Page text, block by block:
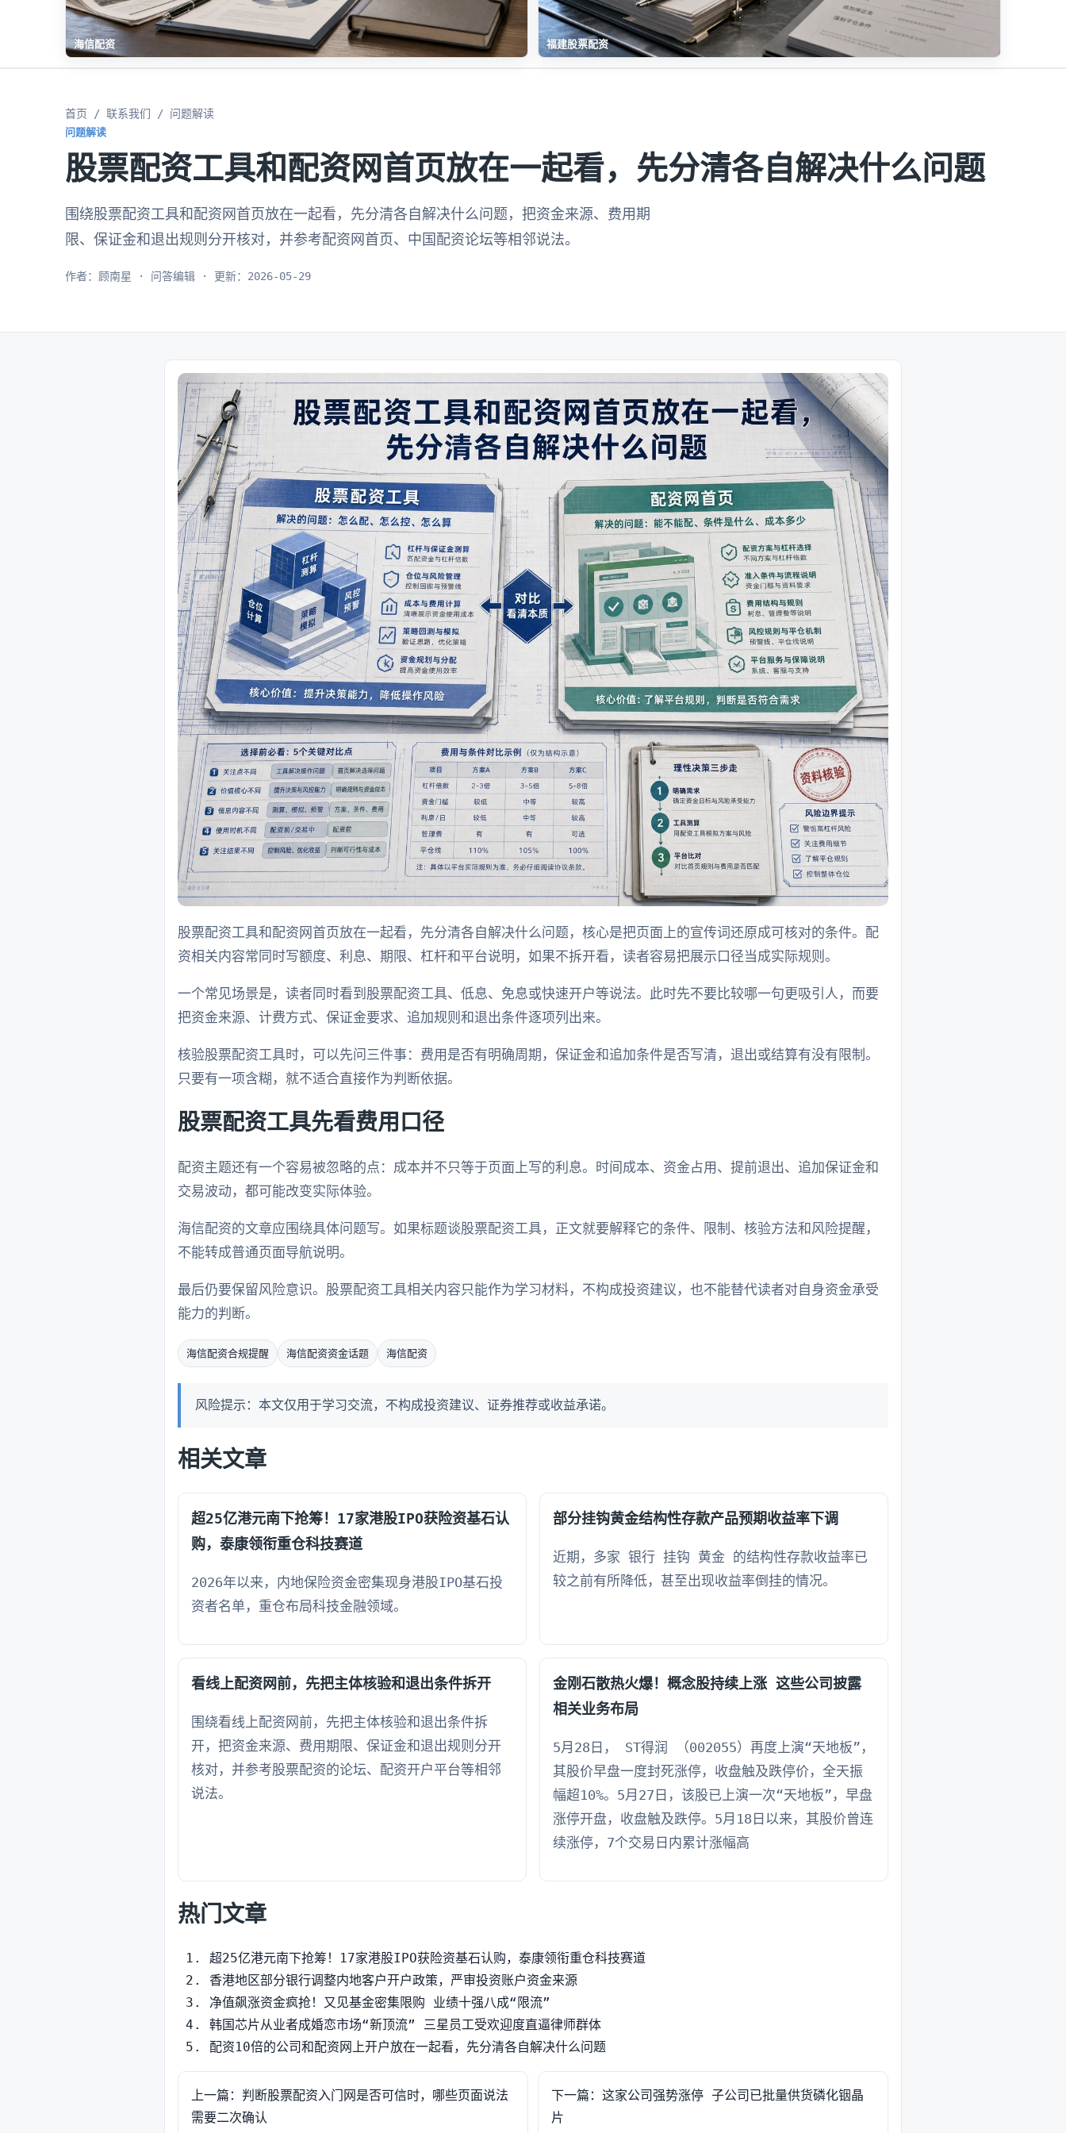
海信配资 福建股票配资
首页 / 联系我们 / 问题解读
问题解读
股票配资工具和配资网首页放在一起看，先分清各自解决什么问题
围绕股票配资工具和配资网首页放在一起看，先分清各自解决什么问题，把资金来源、费用期
限、保证金和退出规则分开核对，并参考配资网首页、中国配资论坛等相邻说法。
作者：顾南星 · 问答编辑 · 更新：2026-05-29
股票配资工具和配资网首页放在一起看，先分清各自解决什么问题，核心是把页面上的宣传词还原成可核对的条件。配
资相关内容常同时写额度、利息、期限、杠杆和平台说明，如果不拆开看，读者容易把展示口径当成实际规则。
一个常见场景是，读者同时看到股票配资工具、低息、免息或快速开户等说法。此时先不要比较哪一句更吸引人，而要
把资金来源、计费方式、保证金要求、追加规则和退出条件逐项列出来。
核验股票配资工具时，可以先问三件事：费用是否有明确周期，保证金和追加条件是否写清，退出或结算有没有限制。
只要有一项含糊，就不适合直接作为判断依据。
股票配资工具先看费用口径
配资主题还有一个容易被忽略的点：成本并不只等于页面上写的利息。时间成本、资金占用、提前退出、追加保证金和
交易波动，都可能改变实际体验。
海信配资的文章应围绕具体问题写。如果标题谈股票配资工具，正文就要解释它的条件、限制、核验方法和风险提醒，
不能转成普通页面导航说明。
最后仍要保留风险意识。股票配资工具相关内容只能作为学习材料，不构成投资建议，也不能替代读者对自身资金承受
能力的判断。
海信配资合规提醒 海信配资资金话题 海信配资
风险提示：本文仅用于学习交流，不构成投资建议、证券推荐或收益承诺。
相关文章
超25亿港元南下抢筹！17家港股IPO获险资基石认
购，泰康领衔重仓科技赛道
2026年以来，内地保险资金密集现身港股IPO基石投
资者名单，重仓布局科技金融领域。
部分挂钩黄金结构性存款产品预期收益率下调
近期，多家 银行 挂钩 黄金 的结构性存款收益率已
较之前有所降低，甚至出现收益率倒挂的情况。
看线上配资网前，先把主体核验和退出条件拆开
围绕看线上配资网前，先把主体核验和退出条件拆
开，把资金来源、费用期限、保证金和退出规则分开
核对，并参考股票配资的论坛、配资开户平台等相邻
说法。
金刚石散热火爆！概念股持续上涨 这些公司披露
相关业务布局
5月28日， ST得润 （002055）再度上演“天地板”，
其股价早盘一度封死涨停，收盘触及跌停价，全天振
幅超10%。5月27日，该股已上演一次“天地板”，早盘
涨停开盘，收盘触及跌停。5月18日以来，其股价曾连
续涨停，7个交易日内累计涨幅高
热门文章
超25亿港元南下抢筹！17家港股IPO获险资基石认购，泰康领衔重仓科技赛道
香港地区部分银行调整内地客户开户政策，严审投资账户资金来源
净值飙涨资金疯抢！又见基金密集限购 业绩十强八成“限流”
韩国芯片从业者成婚恋市场“新顶流” 三星员工受欢迎度直逼律师群体
配资10倍的公司和配资网上开户放在一起看，先分清各自解决什么问题
上一篇：判断股票配资入门网是否可信时，哪些页面说法
需要二次确认
下一篇：这家公司强势涨停 子公司已批量供货磷化铟晶
片